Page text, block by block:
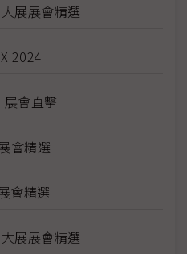
展展會精選
2024
展會直擊
會精選
會精選
展展會精選